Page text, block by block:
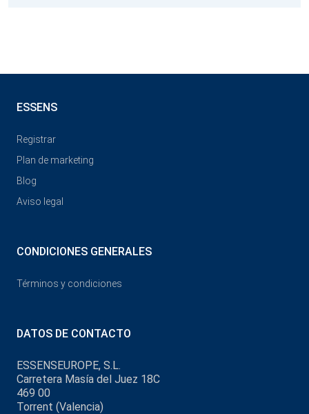
ESSENS
Registrar
Plan de marketing
Blog
Aviso legal
CONDICIONES GENERALES
Términos y condiciones
DATOS DE CONTACTO
ESSENSEUROPE, S.L.
Carretera Masía del Juez 18C
469 00
Torrent (Valencia)